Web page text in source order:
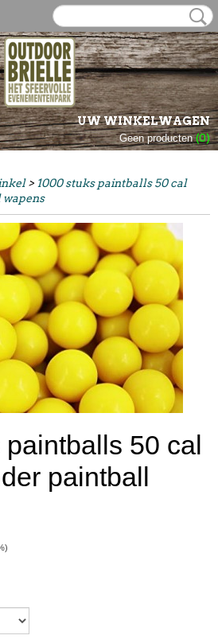
UW WINKELWAGEN
Geen producten(0)
> 1000 stuks paintballs 50 cal
50 cal
paintball